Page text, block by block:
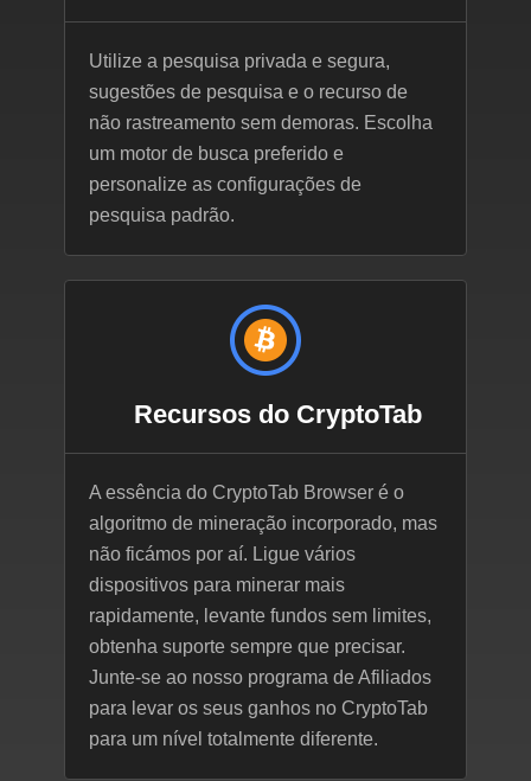
Utilize a pesquisa privada e segura,
sugestões de pesquisa e o recurso de
não rastreamento sem demoras. Escolha
um motor de busca preferido e
personalize as configurações de
pesquisa padrão.
Recursos do CryptoTab
A essência do CryptoTab Browser é o
algoritmo de mineração incorporado, mas
não ficámos por aí. Ligue vários
dispositivos para minerar mais
rapidamente, levante fundos sem limites,
obtenha suporte sempre que precisar.
Junte-se ao nosso programa de Afiliados
para levar os seus ganhos no CryptoTab
para um nível totalmente diferente.